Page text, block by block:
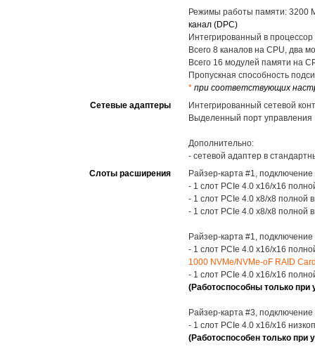
Режимы работы памяти: 3200
канал (DPC)
Интегрированный в
Всего 8 каналов на CPU, два
Всего 16 модулей памяти на
Пропускная способность
* при соответствующих
Сетевые адаптеры
Интегрированный сетевой
Выделенный порт управления
Дополнительно:
- сетевой адаптер в
Слоты расширения
Райзер-карта #1, подключение
- 1 слот PCIe 4.0 x16/x16
- 1 слот PCIe 4.0 x8/x8
- 1 слот PCIe 4.0 x8/x8
Райзер-карта #1, подключение
- 1 слот PCIe 4.0 x16/x16
1000 NVMe/NVMe-oF RAID
- 1 слот PCIe 4.0 x16/x16
(Работоспособны только при
Райзер-карта #3, подключение
- 1 слот PCIe 4.0 x16/x16
(Работоспособен только при